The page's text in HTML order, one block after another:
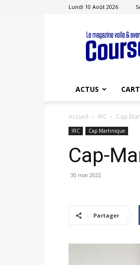
Lundi 10 Août 2026
ACTUS
Accueil IRC Cap
IRC Cap Martinique
Cap-
30 mai 2022
Partager